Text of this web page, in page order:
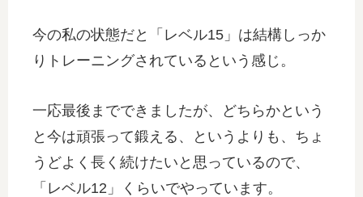
今の私の状態だと「レベル15」は結構しっか
りトレーニングされているという感じ。
一応最後までできましたが、どちらかという
と今は頑張って鍛える、というよりも、ちょ
うどよく長く続けたいと思っているので、
「レベル12」くらいでやっています。